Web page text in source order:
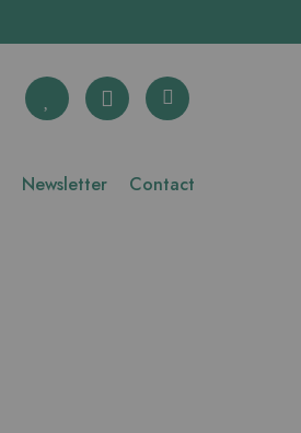
Newsletter Contact